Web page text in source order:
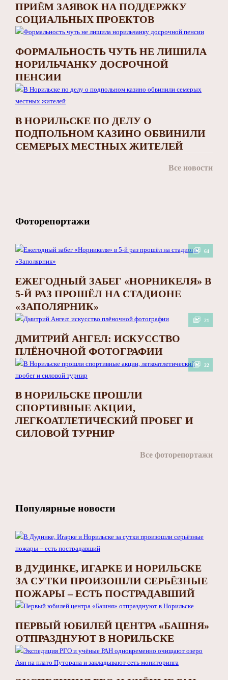
ПРИЁМ ЗАЯВОК НА ПОДДЕРЖКУ
СОЦИАЛЬНЫХ ПРОЕКТОВ
ФОРМАЛЬНОСТЬ ЧУТЬ НЕ ЛИШИЛА
НОРИЛЬЧАНКУ ДОСРОЧНОЙ
ПЕНСИИ
В НОРИЛЬСКЕ ПО ДЕЛУ О
ПОДПОЛЬНОМ КАЗИНО ОБВИНИЛИ
СЕМЕРЫХ МЕСТНЫХ ЖИТЕЛЕЙ
Все новости
Фоторепортажи
64
ЕЖЕГОДНЫЙ ЗАБЕГ «НОРНИКЕЛЯ» В
5-Й РАЗ ПРОШЁЛ НА СТАДИОНЕ
«ЗАПОЛЯРНИК»
21
ДМИТРИЙ АНГЕЛ: ИСКУССТВО
ПЛЁНОЧНОЙ ФОТОГРАФИИ
22
В НОРИЛЬСКЕ ПРОШЛИ
СПОРТИВНЫЕ АКЦИИ,
ЛЕГКОАТЛЕТИЧЕСКИЙ ПРОБЕГ И
СИЛОВОЙ ТУРНИР
Все фоторепортажи
Популярные новости
В ДУДИНКЕ, ИГАРКЕ И НОРИЛЬСКЕ
ЗА СУТКИ ПРОИЗОШЛИ СЕРЬЁЗНЫЕ
ПОЖАРЫ – ЕСТЬ ПОСТРАДАВШИЙ
ПЕРВЫЙ ЮБИЛЕЙ ЦЕНТРА «БАШНЯ»
ОТПРАЗДНУЮТ В НОРИЛЬСКЕ